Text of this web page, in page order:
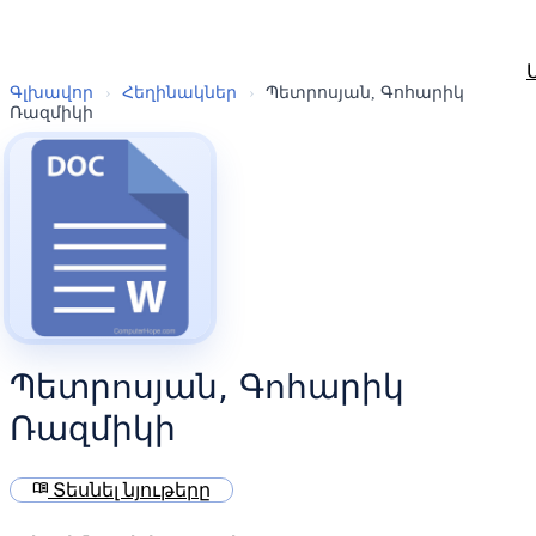
Գլխավոր › Հեղինակներ ›
Պետրոսյան, Գոհարիկ
Ռազմիկի
Պետրոսյան, Գոհարիկ
Ռազմիկի
menu_book Տեսնել նյութերը